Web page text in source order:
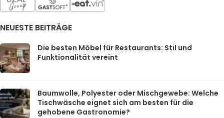
NEUESTE BEITRÄGE
Die besten Möbel für Restaurants: Stil und
Funktionalität vereint
Baumwolle, Polyester oder Mischgewebe: Welche
Tischwäsche eignet sich am besten für die
gehobene Gastronomie?